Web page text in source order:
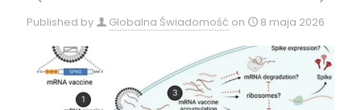
Published by Globalna Świadomość on 8 maja 2026